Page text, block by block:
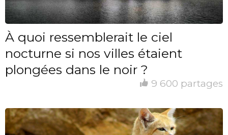
À quoi ressemblerait le ciel
nocturne si nos villes étaient
plongées dans le noir ?
9 600 partages